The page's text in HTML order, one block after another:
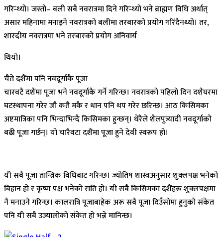
गरिन्थ्यो। जस्तो– बली सबै नवरात्रमा दिने गरिन्थ्यो भने ब्राह्मण विधि अर्थात्
असार महिनामा मनाइने नवरात्रको बलीमा तरबारको प्रयोग गरिँदैनथ्यो। तर,
शारदीय नवरात्रमा भने तरबारको प्रयोग अनिवार्य
थियो।
चैते दशैंमा पनि नवदूर्गाकै पूजा
चारवटै दशैंमा पूजा भने नवदूर्गाकै गर्ने गरिन्छ। नवरात्रको पहिलो दिन दशैंघरमा
घटस्थापना गरेर जौ कतै मकै र धान पनि थप गरेर छरिन्छ। आठ किसिमका
अष्टमात्रिका पनि भिन्दाभिन्दै किसिमका हुन्छन्। धेरैले शैलपुत्र्यादी नवदूर्गाको
बढी पूजा गर्छन्। यो चारैवटा दशैंमा पूजा हुने देवी स्वरूप हो।
यी सबै पूजा तान्त्रिक विधिबाट गरिन्छ। ज्योतिष शास्त्रअनुसार शुक्लपक्ष भनेको
बिहान हो र कृष्ण पक्ष भनेको राति हो। यी सबै किसिमका दशैंहरू शुक्लपक्षमा
नै मनाउने गरिन्छ। कालरात्रि पूजाबाहेक अरू सबै पूजा दिउँसोमा हुनुको संकेत
पनि यी सबै उज्यालोको संकेत हो भन्ने मानिन्छ।